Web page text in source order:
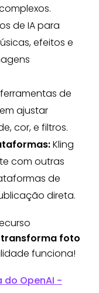
de IA para
efeitos e
de
ajustar
cor, e filtros.
Kling
com outras
de
direta.
transforma foto
funciona!
do OpenAI -